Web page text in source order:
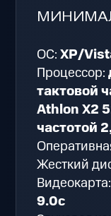
ОС:XP/
Процессор:
тактовой
Athlon X2
частотой
Жесткий
9.0c